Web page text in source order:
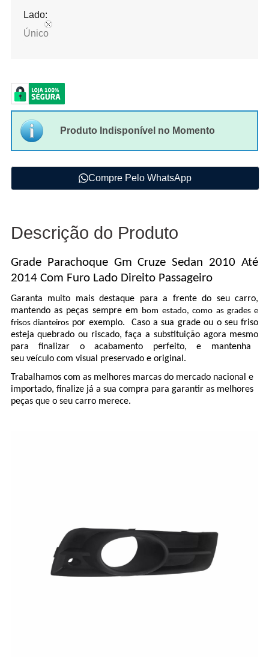
Lado:
Único
Produto Indisponível no Momento
Compre Pelo WhatsApp
Descrição do Produto
Grade Parachoque Gm Cruze Sedan 2010 Até
2014 Com Furo Lado Direito Passageiro
Garanta muito mais destaque para a frente do seu carro,
mantendo as peças sempre em bom estado, como as grades e
frisos dianteirospor exemplo. Caso a sua grade ou o seu friso
esteja quebrado ou riscado, faça a substituição agora mesmo
para finalizar o acabamento perfeito, e mantenha
seu veículo com visual preservado e original.
Trabalhamos com as melhores marcas do mercado nacional e
importado, finalize já a sua compra para garantir as melhores
peças que o seu carro merece.